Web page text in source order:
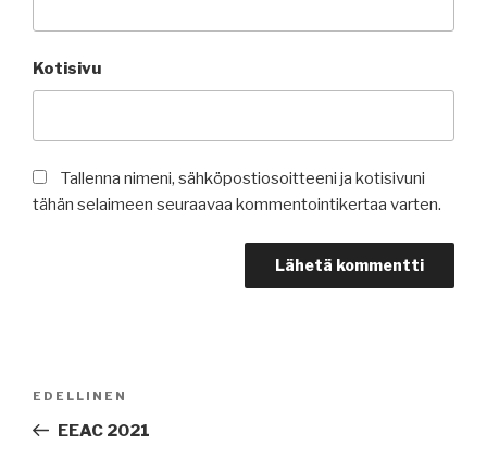
Kotisivu
Tallenna nimeni, sähköpostiosoitteeni ja kotisivuni
tähän selaimeen seuraavaa kommentointikertaa varten.
Edellinen
artikkeli
EDELLINEN
EEAC 2021